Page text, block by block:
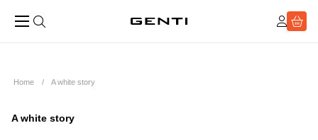
Home A white story
A white story